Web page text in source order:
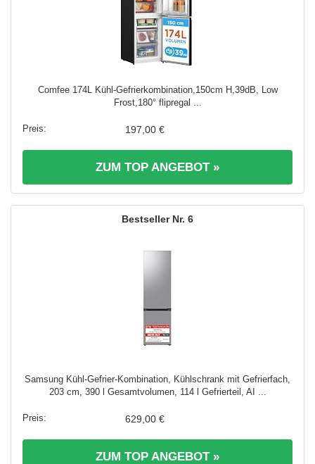
Comfee 174L Kühl-Gefrierkombination,150cm H,39dB, Low
Frost,180° flipregal ...
197,00 €
ZUM TOP ANGEBOT »
6
Samsung Kühl-Gefrier-Kombination, Kühlschrank mit Gefrierfach,
203 cm, 390 l Gesamtvolumen, 114 l Gefrierteil, AI ...
629,00 €
ZUM TOP ANGEBOT »